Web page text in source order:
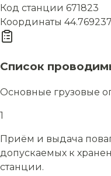
Код станции 671823
Координаты
Список
Основные грузовые
1
Приём и выдача
допускаемых к
станции.